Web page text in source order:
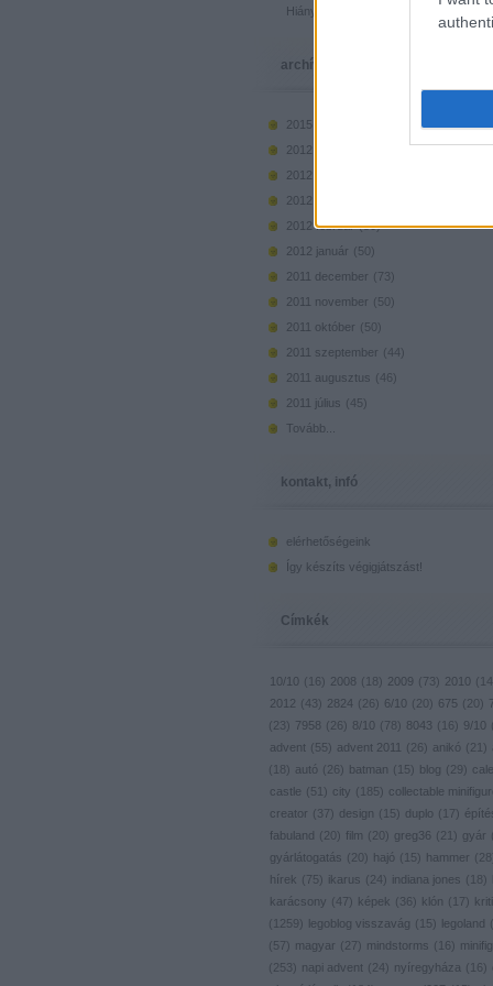
Hiányzó elemek beszerzése
archívum
2015 március
2012 május
2012 április
2012 március
2012 február (50)
2012 január ( 50)
2011 december ( 73)
2011 november ( 50)
2011 október ( 50)
2011 szeptember ( 44)
2011 augusztus ( 46 )
2011 július ( 45)
Tovább
kontakt, infó
elérhetőségeink
Így készíts végigjátszást!
Címkék
10/10 ( 16 ) 2008 ( 18 ) 2009 ( 73) 2010 (
2012 ( 43) 2824 ( 26 ) 6/10 ( 20) 675 ( 20)
( 23) 7958 ( 26 ) 8/10 ( 78 ) 8043 ( 16 ) 9/10 (
advent ( 55) advent 2011 ( 26 ) anikó ( 21 )
(
18 ) autó ( 26 ) batman ( 15) blog ( 29)
castle ( 51 ) city ( 185) collectable
creator ( 37) design ( 15) duplo ( 17)
fabuland ( 20) film ( 20) greg36 ( 21 ) gyár (
gyárlátogatás ( 20) hajó ( 15) hammer ( 28
hírek ( 75) ikarus ( 24) indiana jones ( 18 )
karácsony ( 47) képek ( 36 ) klón ( 17)
(
1259) legoblog visszavág ( 15) legoland (
( 57) magyar ( 27) mindstorms ( 16 ) minifig
( 253) napi advent ( 24) nyíregyháza ( 16 )